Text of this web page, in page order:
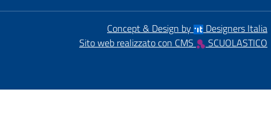
Concept & Design by
Designers Italia
Sito web realizzato con CMS
SCUOLASTICO